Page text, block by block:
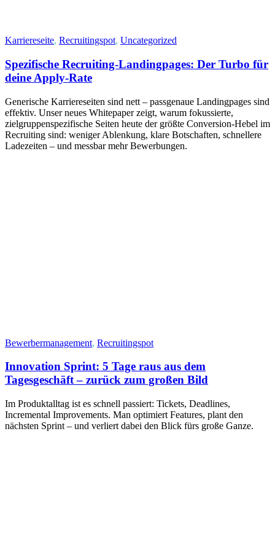
Karriereseite, Recruitingspot, Uncategorized
Spezifische Recruiting-Landingpages: Der Turbo für
deine Apply-Rate
Generische Karriereseiten sind nett – passgenaue Landingpages sind
effektiv. Unser neues Whitepaper zeigt, warum fokussierte,
zielgruppenspezifische Seiten heute der größte Conversion‑Hebel im
Recruiting sind: weniger Ablenkung, klare Botschaften, schnellere
Ladezeiten – und messbar mehr Bewerbungen.
Bewerbermanagement, Recruitingspot
Innovation Sprint: 5 Tage raus aus dem
Tagesgeschäft – zurück zum großen Bild
Im Produktalltag ist es schnell passiert: Tickets, Deadlines,
Incremental Improvements. Man optimiert Features, plant den
nächsten Sprint – und verliert dabei den Blick fürs große Ganze.